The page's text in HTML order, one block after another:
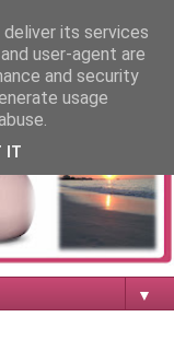
▼
its services
user-agent are
and security
usage
IT